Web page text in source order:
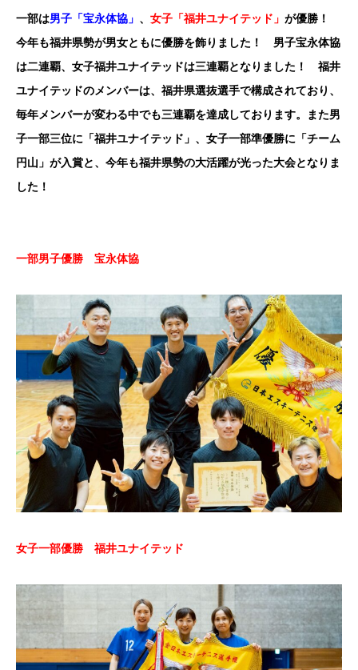
一部は男子「宝永体協」 、 女子「福井ユナイテッド」 が優勝！
今年も福井県勢が男女ともに優勝を飾りました！ 男子宝永体協
は二連覇、女子福井ユナイテッドは三連覇となりました！ 福井
ユナイテッドのメンバーは、福井県選抜選手で構成されており、
毎年メンバーが変わる中でも三連覇を達成しております。また男
子一部三位に「福井ユナイテッド」、女子一部準優勝に「チーム
円山」が入賞と、今年も福井県勢の大活躍が光った大会となりま
した！
一部男子優勝 宝永体協
女子一部優勝 福井ユナイテッド